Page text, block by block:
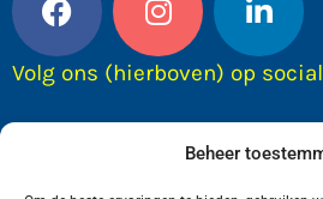
Beheer
Volg ons (hierboven) op